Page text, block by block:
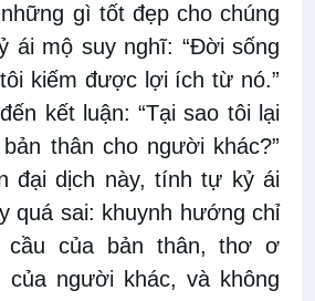
gì tốt đẹp cho chúng
ái mộ suy nghĩ: “Đời sống
kiếm được lợi ích từ nó.”
kết luận: “Tại sao tôi lại
thân cho người khác?”
đại dịch này, tính tự kỷ ái
quá sai: khuynh hướng chỉ
cầu của bản thân, thơ ơ
người khác, và không